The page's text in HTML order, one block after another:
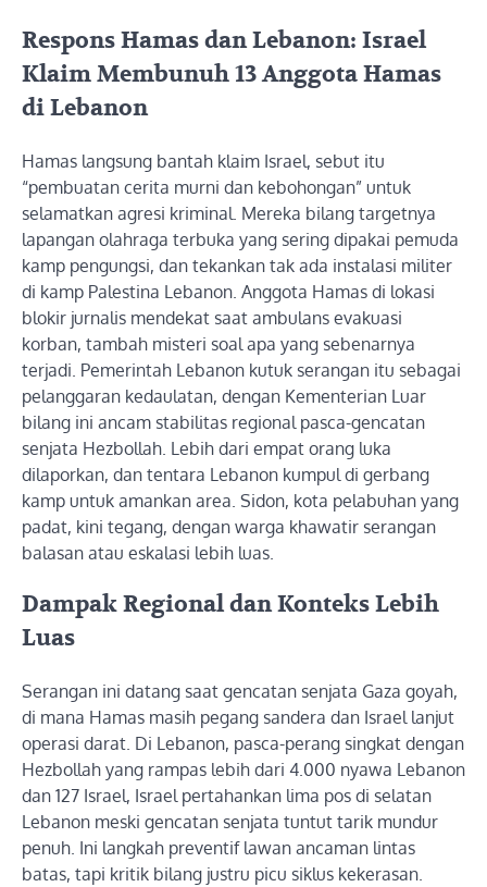
Respons Hamas dan Lebanon: Israel
Klaim Membunuh 13 Anggota Hamas
di Lebanon
Hamas langsung bantah klaim Israel, sebut itu
“pembuatan cerita murni dan kebohongan” untuk
selamatkan agresi kriminal. Mereka bilang targetnya
lapangan olahraga terbuka yang sering dipakai pemuda
kamp pengungsi, dan tekankan tak ada instalasi militer
di kamp Palestina Lebanon. Anggota Hamas di lokasi
blokir jurnalis mendekat saat ambulans evakuasi
korban, tambah misteri soal apa yang sebenarnya
terjadi. Pemerintah Lebanon kutuk serangan itu sebagai
pelanggaran kedaulatan, dengan Kementerian Luar
bilang ini ancam stabilitas regional pasca-gencatan
senjata Hezbollah. Lebih dari empat orang luka
dilaporkan, dan tentara Lebanon kumpul di gerbang
kamp untuk amankan area. Sidon, kota pelabuhan yang
padat, kini tegang, dengan warga khawatir serangan
balasan atau eskalasi lebih luas.
Dampak Regional dan Konteks Lebih
Luas
Serangan ini datang saat gencatan senjata Gaza goyah,
di mana Hamas masih pegang sandera dan Israel lanjut
operasi darat. Di Lebanon, pasca-perang singkat dengan
Hezbollah yang rampas lebih dari 4.000 nyawa Lebanon
dan 127 Israel, Israel pertahankan lima pos di selatan
Lebanon meski gencatan senjata tuntut tarik mundur
penuh. Ini langkah preventif lawan ancaman lintas
batas, tapi kritik bilang justru picu siklus kekerasan.